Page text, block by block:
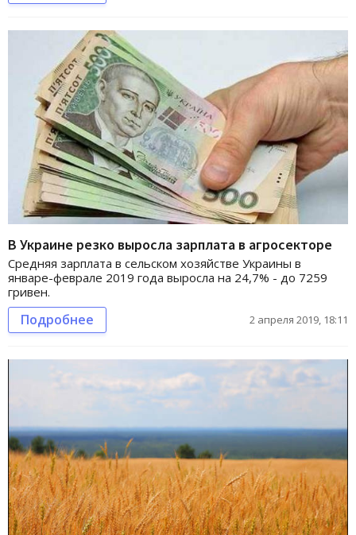
В Украине резко выросла зарплата в агросекторе
Средняя зарплата в сельском хозяйстве Украины в
январе-феврале 2019 года выросла на 24,7% - до 7259
гривен.
Подробнее 2 апреля 2019, 18:11